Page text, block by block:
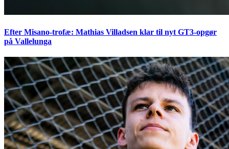
Efter Misano-trofæ: Mathias Villadsen klar til nyt GT3-opgør
på Vallelunga